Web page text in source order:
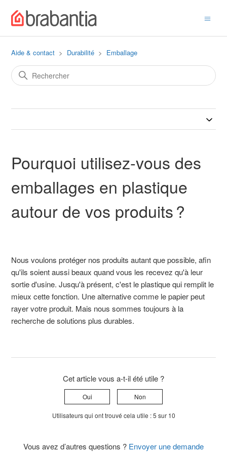
Aide & contact Durabilité Emballage
Pourquoi utilisez-vous des
emballages en plastique
autour de vos produits ?
Nous voulons protéger nos produits autant que possible, afin
qu'ils soient aussi beaux quand vous les recevez qu'à leur
sortie d'usine. Jusqu'à présent, c'est le plastique qui remplit le
mieux cette fonction. Une alternative comme le papier peut
rayer votre produit. Mais nous sommes toujours à la
recherche de solutions plus durables.
Cet article vous a-t-il été utile ?
Oui Non
Utilisateurs qui ont trouvé cela utile : 5 sur 10
Vous avez d’autres questions ? Envoyer une demande